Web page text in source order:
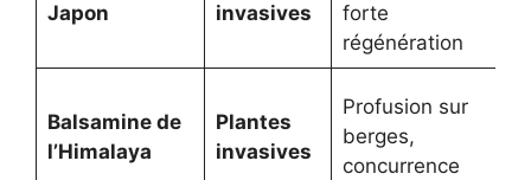
Japon
invasives
forte
régénération
Balsamine de
l’Himalaya
Plantes
invasives
Profusion sur
berges,
concurrence